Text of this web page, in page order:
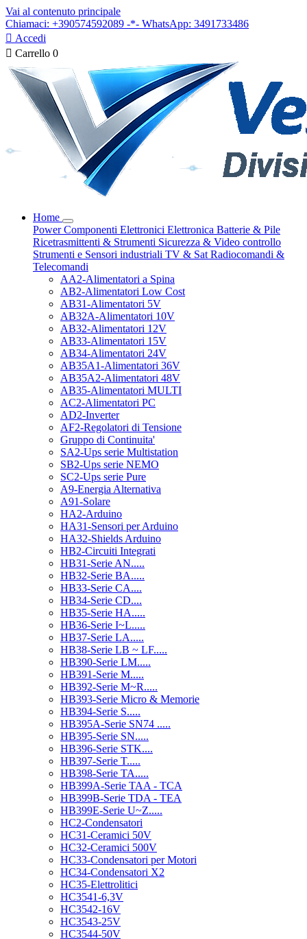
Vai al contenuto principale
Chiamaci: +390574592089 -*- WhatsApp: 3491733486
 Accedi
 Carrello 0
Home
PowerComponenti Elettronici Elettronica Batterie & Pile
Ricetrasmittenti & Strumenti Sicurezza & Video controllo
Strumenti e Sensori industriali TV & Sat Radiocomandi &
Telecomandi
AA2-Alimentatori a Spina
AB2-Alimentatori Low Cost
AB31-Alimentatori 5V
AB32A-Alimentatori 10V
AB32-Alimentatori 12V
AB33-Alimentatori 15V
AB34-Alimentatori 24V
AB35A1-Alimentatori 36V
AB35A2-Alimentatori 48V
AB35-Alimentatori MULTI
AC2-Alimentatori PC
AD2-Inverter
AF2-Regolatori di Tensione
Gruppo di Continuita'
SA2-Ups serie Multistation
SB2-Ups serie NEMO
SC2-Ups serie Pure
A9-Energia Alternativa
A91-Solare
HA2-Arduino
HA31-Sensori per Arduino
HA32-Shields Arduino
HB2-Circuiti Integrati
HB31-Serie AN.....
HB32-Serie BA.....
HB33-Serie CA....
HB34-Serie CD....
HB35-Serie HA.....
HB36-Serie I~L.....
HB37-Serie LA.....
HB38-Serie LB ~ LF.....
HB390-Serie LM.....
HB391-Serie M.....
HB392-Serie M~R.....
HB393-Serie Micro & Memorie
HB394-Serie S.....
HB395A-Serie SN74 .....
HB395-Serie SN.....
HB396-Serie STK....
HB397-Serie T.....
HB398-Serie TA.....
HB399A-Serie TAA - TCA
HB399B-Serie TDA - TEA
HB399E-Serie U~Z.....
HC2-Condensatori
HC31-Ceramici 50V
HC32-Ceramici 500V
HC33-Condensatori per Motori
HC34-Condensatori X2
HC35-Elettrolitici
HC3541-6,3V
HC3542-16V
HC3543-25V
HC3544-50V